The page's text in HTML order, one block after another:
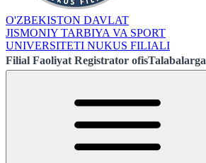
O'ZBEKISTON DAVLAT
JISMONIY TARBIYA VA SPORT
UNIVERSITETI NUKUS FILIALI
Filial Faoliyat Registrator ofisTalabalarga